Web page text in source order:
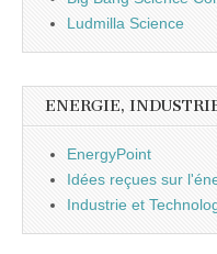
Ludmilla Science
ENERGIE,
EnergyPoint
Idées reçues sur
Industrie et